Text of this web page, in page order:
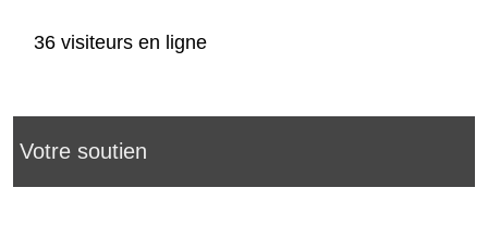
36 visiteurs en ligne
Votre soutien